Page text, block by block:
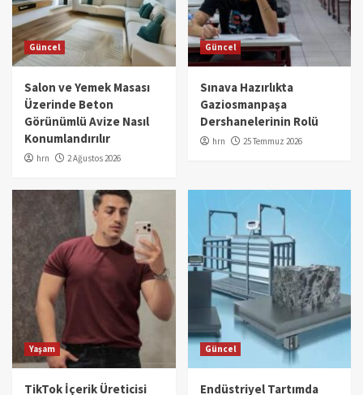
Güncel
Salon ve Yemek Masası
Üzerinde Beton
Görünümlü Avize Nasıl
Konumlandırılır
hrn 2 Ağustos 2026
Güncel
Sınava Hazırlıkta
Gaziosmanpaşa
Dershanelerinin Rolü
hrn 25 Temmuz 2026
Yaşam
TikTok İçerik Üreticisi
Güncel
Endüstriyel Tartımda